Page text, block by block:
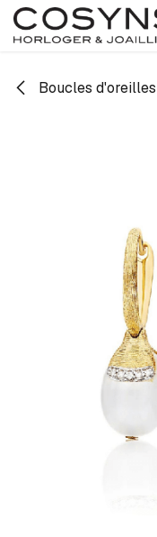
SE RENDRE AU CONTENU
Boucles d'oreilles